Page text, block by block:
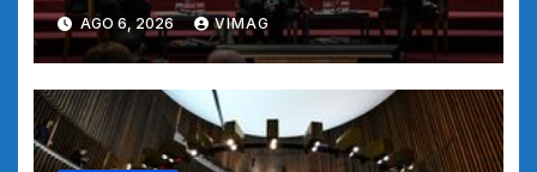
AGO 6, 2026 VIMAG